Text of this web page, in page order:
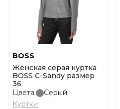
BOSS
Женская серая куртка
BOSS C-Sandy размер
36
Цвета:
Серый
Куртки